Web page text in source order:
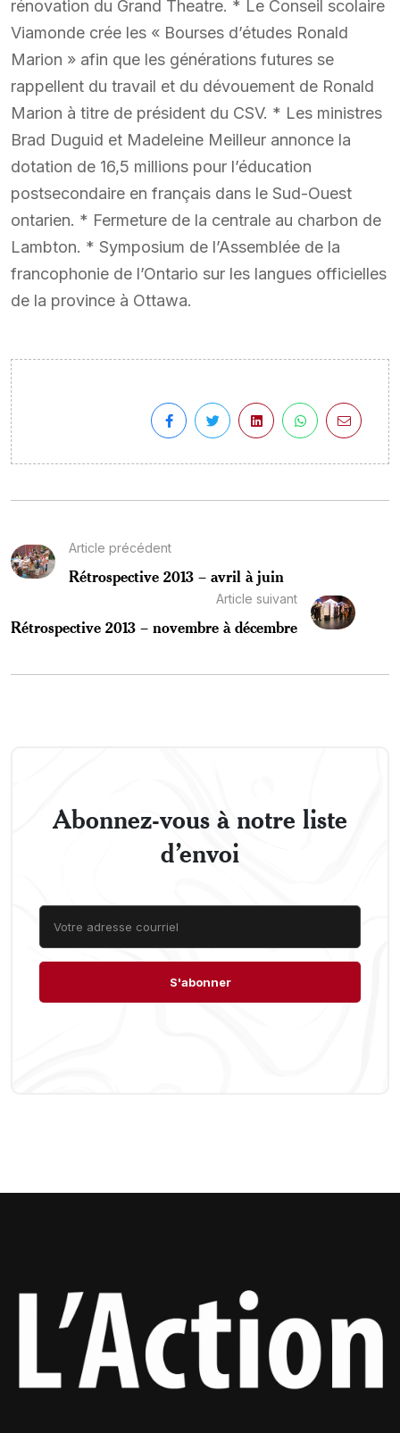
rénovation du Grand Theatre. * Le Conseil scolaire
Viamonde crée les « Bourses d’études Ronald
Marion » afin que les générations futures se
rappellent du travail et du dévouement de Ronald
Marion à titre de président du CSV. * Les ministres
Brad Duguid et Madeleine Meilleur annonce la
dotation de 16,5 millions pour l’éducation
postsecondaire en français dans le Sud-Ouest
ontarien. * Fermeture de la centrale au charbon de
Lambton. * Symposium de l’Assemblée de la
francophonie de l’Ontario sur les langues officielles
de la province à Ottawa.
Article précédent
Rétrospective 2013 – avril à juin
Article suivant
Rétrospective 2013 – novembre à décembre
Abonnez-vous à notre liste
d’envoi